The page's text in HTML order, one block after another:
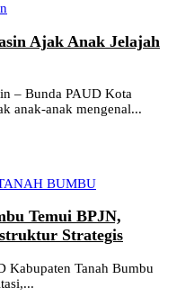
Ajak Anak Jelajah
– Bunda PAUD Kota
anak-anak mengenal...
BUMBU
Temui BPJN,
Strategis
Tanah Bumbu